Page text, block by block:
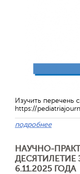
Изучить перечень
https://
подробнее
НАУЧНО-
ДЕСЯТИЛЕТИЕ
6.11.2025 ГОДА